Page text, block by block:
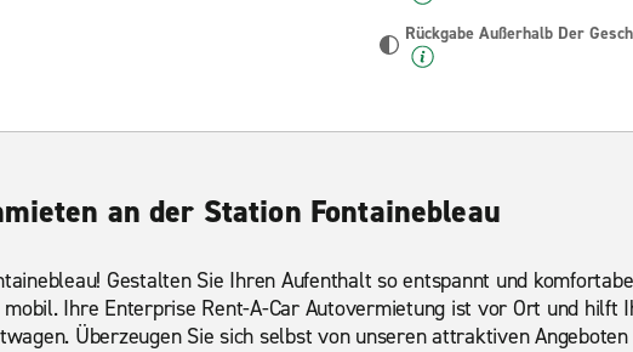
Rückgabe Außerhalb Der
an der Station Fontainebleau
Gestalten Sie Ihren Aufenthalt so entspannt und
Ihre Enterprise Rent-A-Car Autovermietung ist vor Ort und hilft
Überzeugen Sie sich selbst von unseren attraktiven